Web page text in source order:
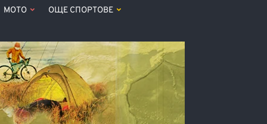
МОТО ОЩЕ СПОРТОВЕ